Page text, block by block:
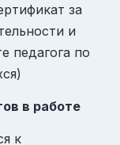
за
и
педагога по
в работе
к